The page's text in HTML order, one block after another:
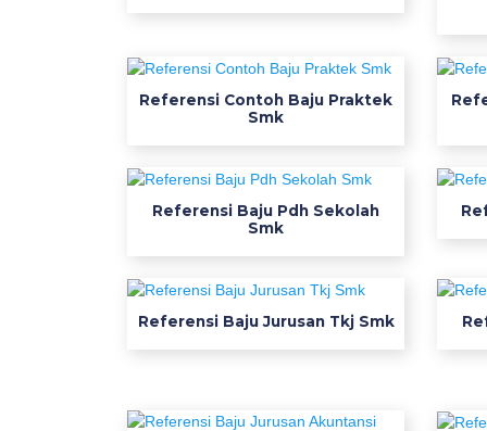
n
2
3
0
6
1
Referensi Contoh Baju Praktek
Smk
Referensi Baju Pdh Sekolah
Smk
Referensi Baju Jurusan Tkj Smk